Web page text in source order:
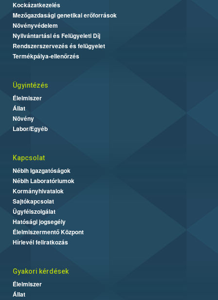
Kockázatkezelés
Mezőgazdasági genetikai erőforrások
Növényvédelem
Nyilvántartási és Felügyeleti Díj
Rendszerszervezés és felügyelet
Termékpálya-ellenőrzés
Ügyintézés
Élelmiszer
Állat
Növény
Labor/Egyéb
Kapcsolat
Nébih Igazgatóságok
Nébih Laboratóriumok
Kormányhivatalok
Sajtókapcsolat
Ügyfélszolgálat
Hatósági jogsegély
Élelmiszermentő Központ
Hírlevél feliratkozás
Gyakori kérdések
Élelmiszer
Állat